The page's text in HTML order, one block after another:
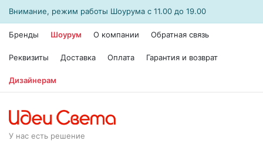
Внимание, режим работы Шоурума с 11.00 до 19.00
Бренды Шоурум О компании Обратная связь
Реквизиты Доставка Оплата Гарантия и возврат
Дизайнерам
У нас есть решение